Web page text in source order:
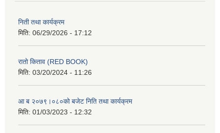
निती तथा कार्यक्रम
मिति: 06/29/2026 - 17:12
रातो किताव (RED BOOK)
मिति: 03/20/2024 - 11:26
आ ब २०७९।०८०को बजेट निति तथा कार्यक्रम
मिति: 01/03/2023 - 12:32